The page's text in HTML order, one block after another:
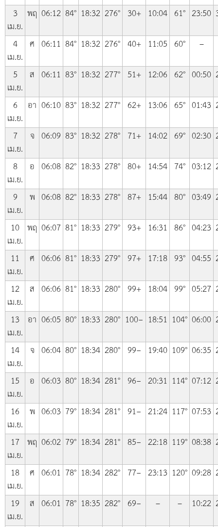
3
เม.ย.
พฤ 06:12 84° 18:32 276° 30+ 10:04 61° 23:50
4
เม.ย.
ศ 06:11 84° 18:32 276° 40+ 11:05 60°
–
5
เม.ย.
ส 06:11 83° 18:32 277° 51+ 12:06 62° 00:50
6
เม.ย.
อา 06:10 83° 18:32 277° 62+ 13:06 65° 01:43
7
เม.ย.
จ 06:09 83° 18:32 278° 71+ 14:02 69° 02:30
8
เม.ย.
อ 06:08 82° 18:33 278° 80+ 14:54 74° 03:12
9
เม.ย.
พ 06:08 82° 18:33 278° 87+ 15:44 80° 03:49
10
เม.ย.
พฤ 06:07 81° 18:33 279° 93+ 16:31 86° 04:23
11
เม.ย.
ศ 06:06 81° 18:33 279° 97+ 17:18 93° 04:55
12
เม.ย.
ส 06:06 81° 18:33 280° 99+ 18:04 99° 05:27
13
เม.ย.
อา 06:05 80° 18:33 280° 100− 18:51 104° 06:00
14
เม.ย.
จ 06:04 80° 18:34 280° 99− 19:40 109° 06:35
15
เม.ย.
อ 06:03 80° 18:34 281° 96− 20:31 114° 07:12
16
เม.ย.
พ 06:03 79° 18:34 281° 91− 21:24 117° 07:53
17
เม.ย.
พฤ 06:02 79° 18:34 281° 85− 22:18 119° 08:38
18
เม.ย.
ศ 06:01 78° 18:34 282° 77− 23:13 120° 09:28
19
เม.ย.
ส 06:01 78° 18:35 282° 69− – – 10:22